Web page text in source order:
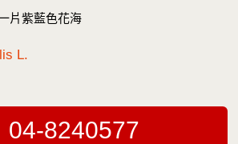
片紫藍色花海
L.
04-8240577